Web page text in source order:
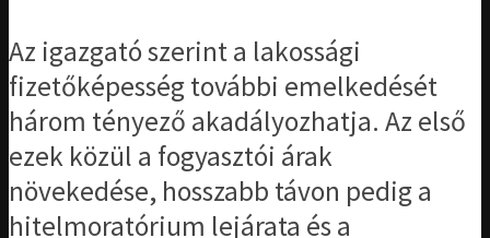
Az igazgató szerint a lakossági
fizetőképesség további emelkedését
három tényező akadályozhatja. Az első
ezek közül a fogyasztói árak
növekedése, hosszabb távon pedig a
hitelmoratórium lejárata és a